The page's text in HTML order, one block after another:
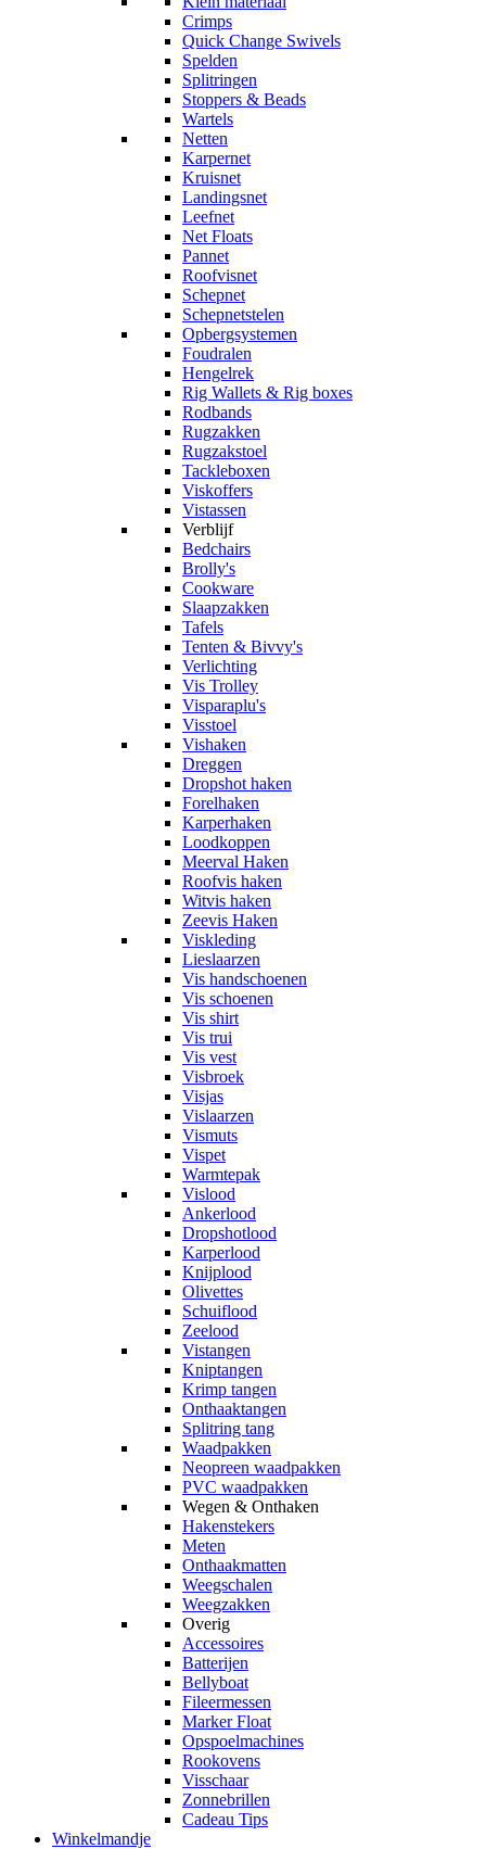
Crimps
Quick Change Swivels
Spelden
Splitringen
Stoppers & Beads
Wartels
Netten
Karpernet
Kruisnet
Landingsnet
Leefnet
Net Floats
Pannet
Roofvisnet
Schepnet
Schepnetstelen
Opbergsystemen
Foudralen
Hengelrek
Rig Wallets & Rig boxes
Rodbands
Rugzakken
Rugzakstoel
Tackleboxen
Viskoffers
Vistassen
Verblijf
Bedchairs
Brolly's
Cookware
Slaapzakken
Tafels
Tenten & Bivvy's
Verlichting
Vis Trolley
Visparaplu's
Visstoel
Vishaken
Dreggen
Dropshot haken
Forelhaken
Karperhaken
Loodkoppen
Meerval Haken
Roofvis haken
Witvis haken
Zeevis Haken
Viskleding
Lieslaarzen
Vis handschoenen
Vis schoenen
Vis shirt
Vis trui
Vis vest
Visbroek
Visjas
Vislaarzen
Vismuts
Vispet
Warmtepak
Vislood
Ankerlood
Dropshotlood
Karperlood
Knijplood
Olivettes
Schuiflood
Zeelood
Vistangen
Kniptangen
Krimp tangen
Onthaaktangen
Splitring tang
Waadpakken
Neopreen waadpakken
PVC waadpakken
Wegen & Onthaken
Hakenstekers
Meten
Onthaakmatten
Weegschalen
Weegzakken
Overig
Accessoires
Batterijen
Bellyboat
Fileermessen
Marker Float
Opspoelmachines
Rookovens
Visschaar
Zonnebrillen
Cadeau Tips
Winkelmandje